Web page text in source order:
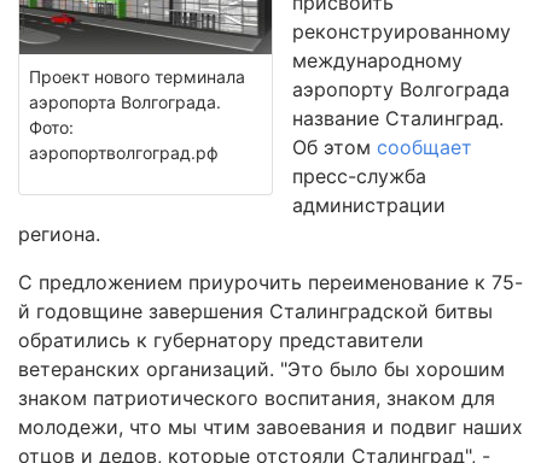
Проект нового терминала
аэропорта Волгограда.
Фото:
аэропортволгоград.рф
реконструированному
международному
аэропорту Волгограда
название Сталинград.
Об этом сообщает
пресс-служба
администрации
региона.
С предложением приурочить переименование к 75-
й годовщине завершения Сталинградской битвы
обратились к губернатору представители
ветеранских организаций. "Это было бы хорошим
знаком патриотического воспитания, знаком для
молодежи, что мы чтим завоевания и подвиг наших
отцов и дедов, которые отстояли Сталинград", -